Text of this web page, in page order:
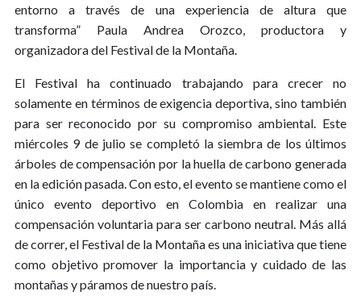
entorno a través de una experiencia de altura que
transforma” Paula Andrea Orozco, productora y
organizadora del Festival de la Montaña.
El Festival ha continuado trabajando para crecer no
solamente en términos de exigencia deportiva, sino también
para ser reconocido por su compromiso ambiental. Este
miércoles 9 de julio se completó la siembra de los últimos
árboles de compensación por la huella de carbono generada
en la edición pasada. Con esto, el evento se mantiene como el
único evento deportivo en Colombia en realizar una
compensación voluntaria para ser carbono neutral. Más allá
de correr, el Festival de la Montaña es una iniciativa que tiene
como objetivo promover la importancia y cuidado de las
montañas y páramos de nuestro país.